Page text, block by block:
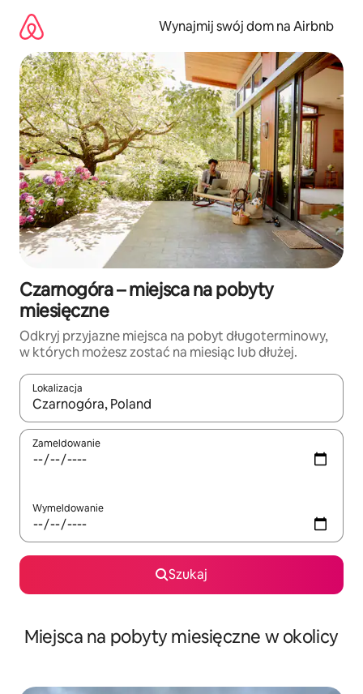
treści
Wynajmij swój dom na Airbnb
Czarnogóra – miejsca na pobyty
miesięczne
Odkryj przyjazne miejsca na pobyt długoterminowy,
w których możesz zostać na miesiąc lub dłużej.
Lokalizacja
Gdy wyniki będą dostępne, możesz poruszać się po nich za
Zameldowanie
Wymeldowanie
Szukaj
Miejsca na pobyty miesięczne w okolicy